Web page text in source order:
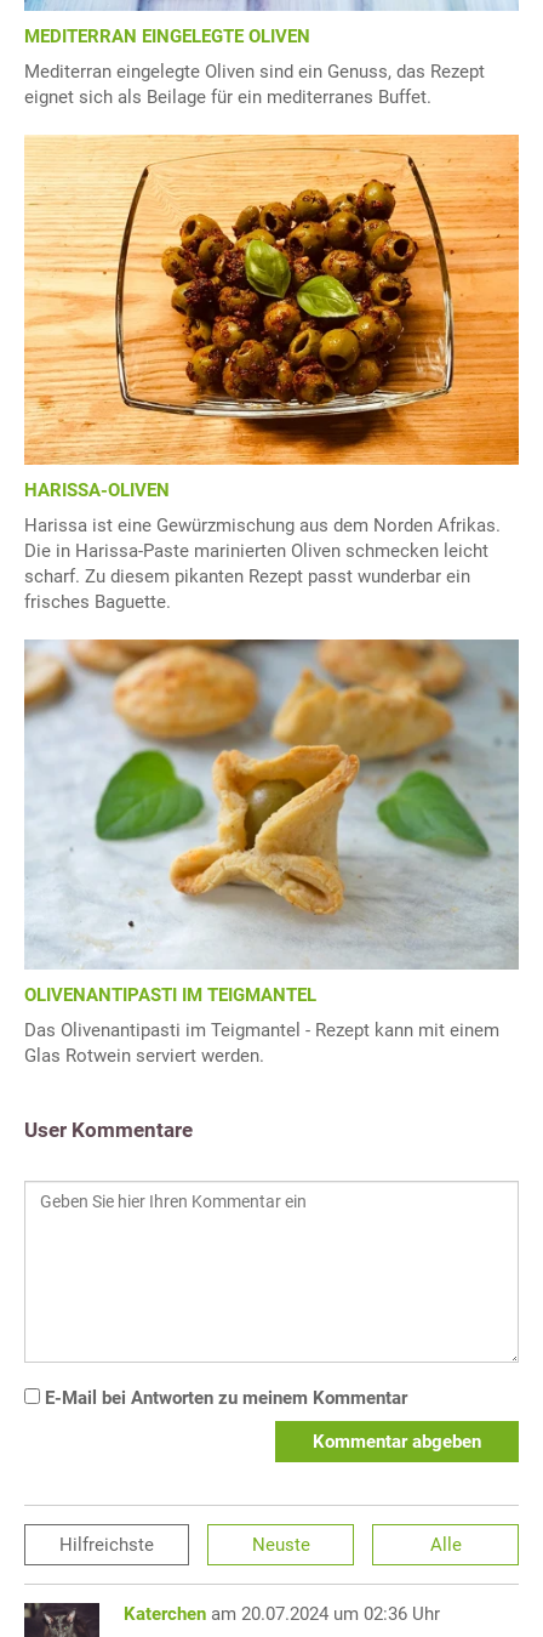
MEDITERRAN EINGELEGTE OLIVEN
Mediterran eingelegte Oliven sind ein Genuss, das Rezept
eignet sich als Beilage für ein mediterranes Buffet.
HARISSA-OLIVEN
Harissa ist eine Gewürzmischung aus dem Norden Afrikas.
Die in Harissa-Paste marinierten Oliven schmecken leicht
scharf. Zu diesem pikanten Rezept passt wunderbar ein
frisches Baguette.
OLIVENANTIPASTI IM TEIGMANTEL
Das Olivenantipasti im Teigmantel - Rezept kann mit einem
Glas Rotwein serviert werden.
User Kommentare
E-Mail bei Antworten zu meinem Kommentar
Kommentar abgeben
Hilfreichste Neuste Alle
Katerchen am 20.07.2024 um 02:36 Uhr